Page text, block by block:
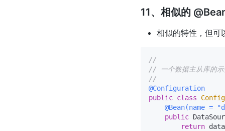
11、相似的
相似的特性，但
//
// 一个数据主从库的示
//
@Configuration
public class
Config
@Bean(name
public
return